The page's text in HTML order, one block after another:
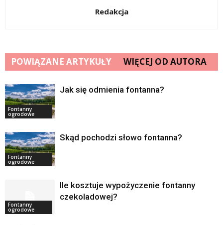
Redakcja
POWIĄZANE ARTYKUŁY WIĘCEJ OD AUTORA
Fontanny
ogrodowe
Jak się odmienia fontanna?
Fontanny
ogrodowe
Skąd pochodzi słowo fontanna?
Fontanny
ogrodowe
Ile kosztuje wypożyczenie fontanny
czekoladowej?